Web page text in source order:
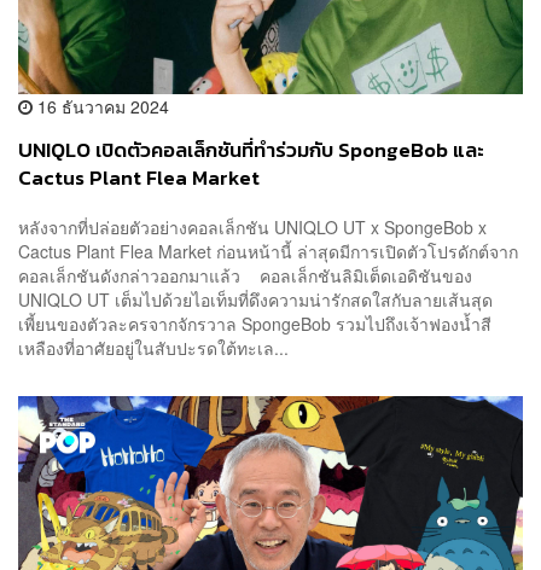
16 ธันวาคม 2024
UNIQLO เปิดตัวคอลเล็กชันที่ทำร่วมกับ SpongeBob และ
Cactus Plant Flea Market
หลังจากที่ปล่อยตัวอย่างคอลเล็กชัน UNIQLO UT x SpongeBob x
Cactus Plant Flea Market ก่อนหน้านี้ ล่าสุดมีการเปิดตัวโปรดักต์จาก
คอลเล็กชันดังกล่าวออกมาแล้ว คอลเล็กชันลิมิเต็ดเอดิชันของ
UNIQLO UT เต็มไปด้วยไอเท็มที่ดึงความน่ารักสดใสกับลายเส้นสุด
เพี้ยนของตัวละครจากจักรวาล SpongeBob รวมไปถึงเจ้าฟองน้ำสี
เหลืองที่อาศัยอยู่ในสับปะรดใต้ทะเล...